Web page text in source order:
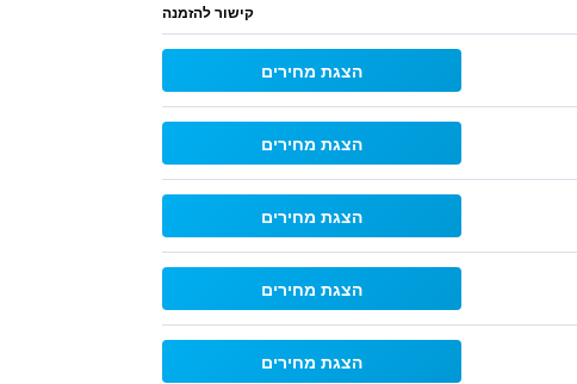
קישור להזמנה
הצגת מחירים
הצגת מחירים
הצגת מחירים
הצגת מחירים
הצגת מחירים